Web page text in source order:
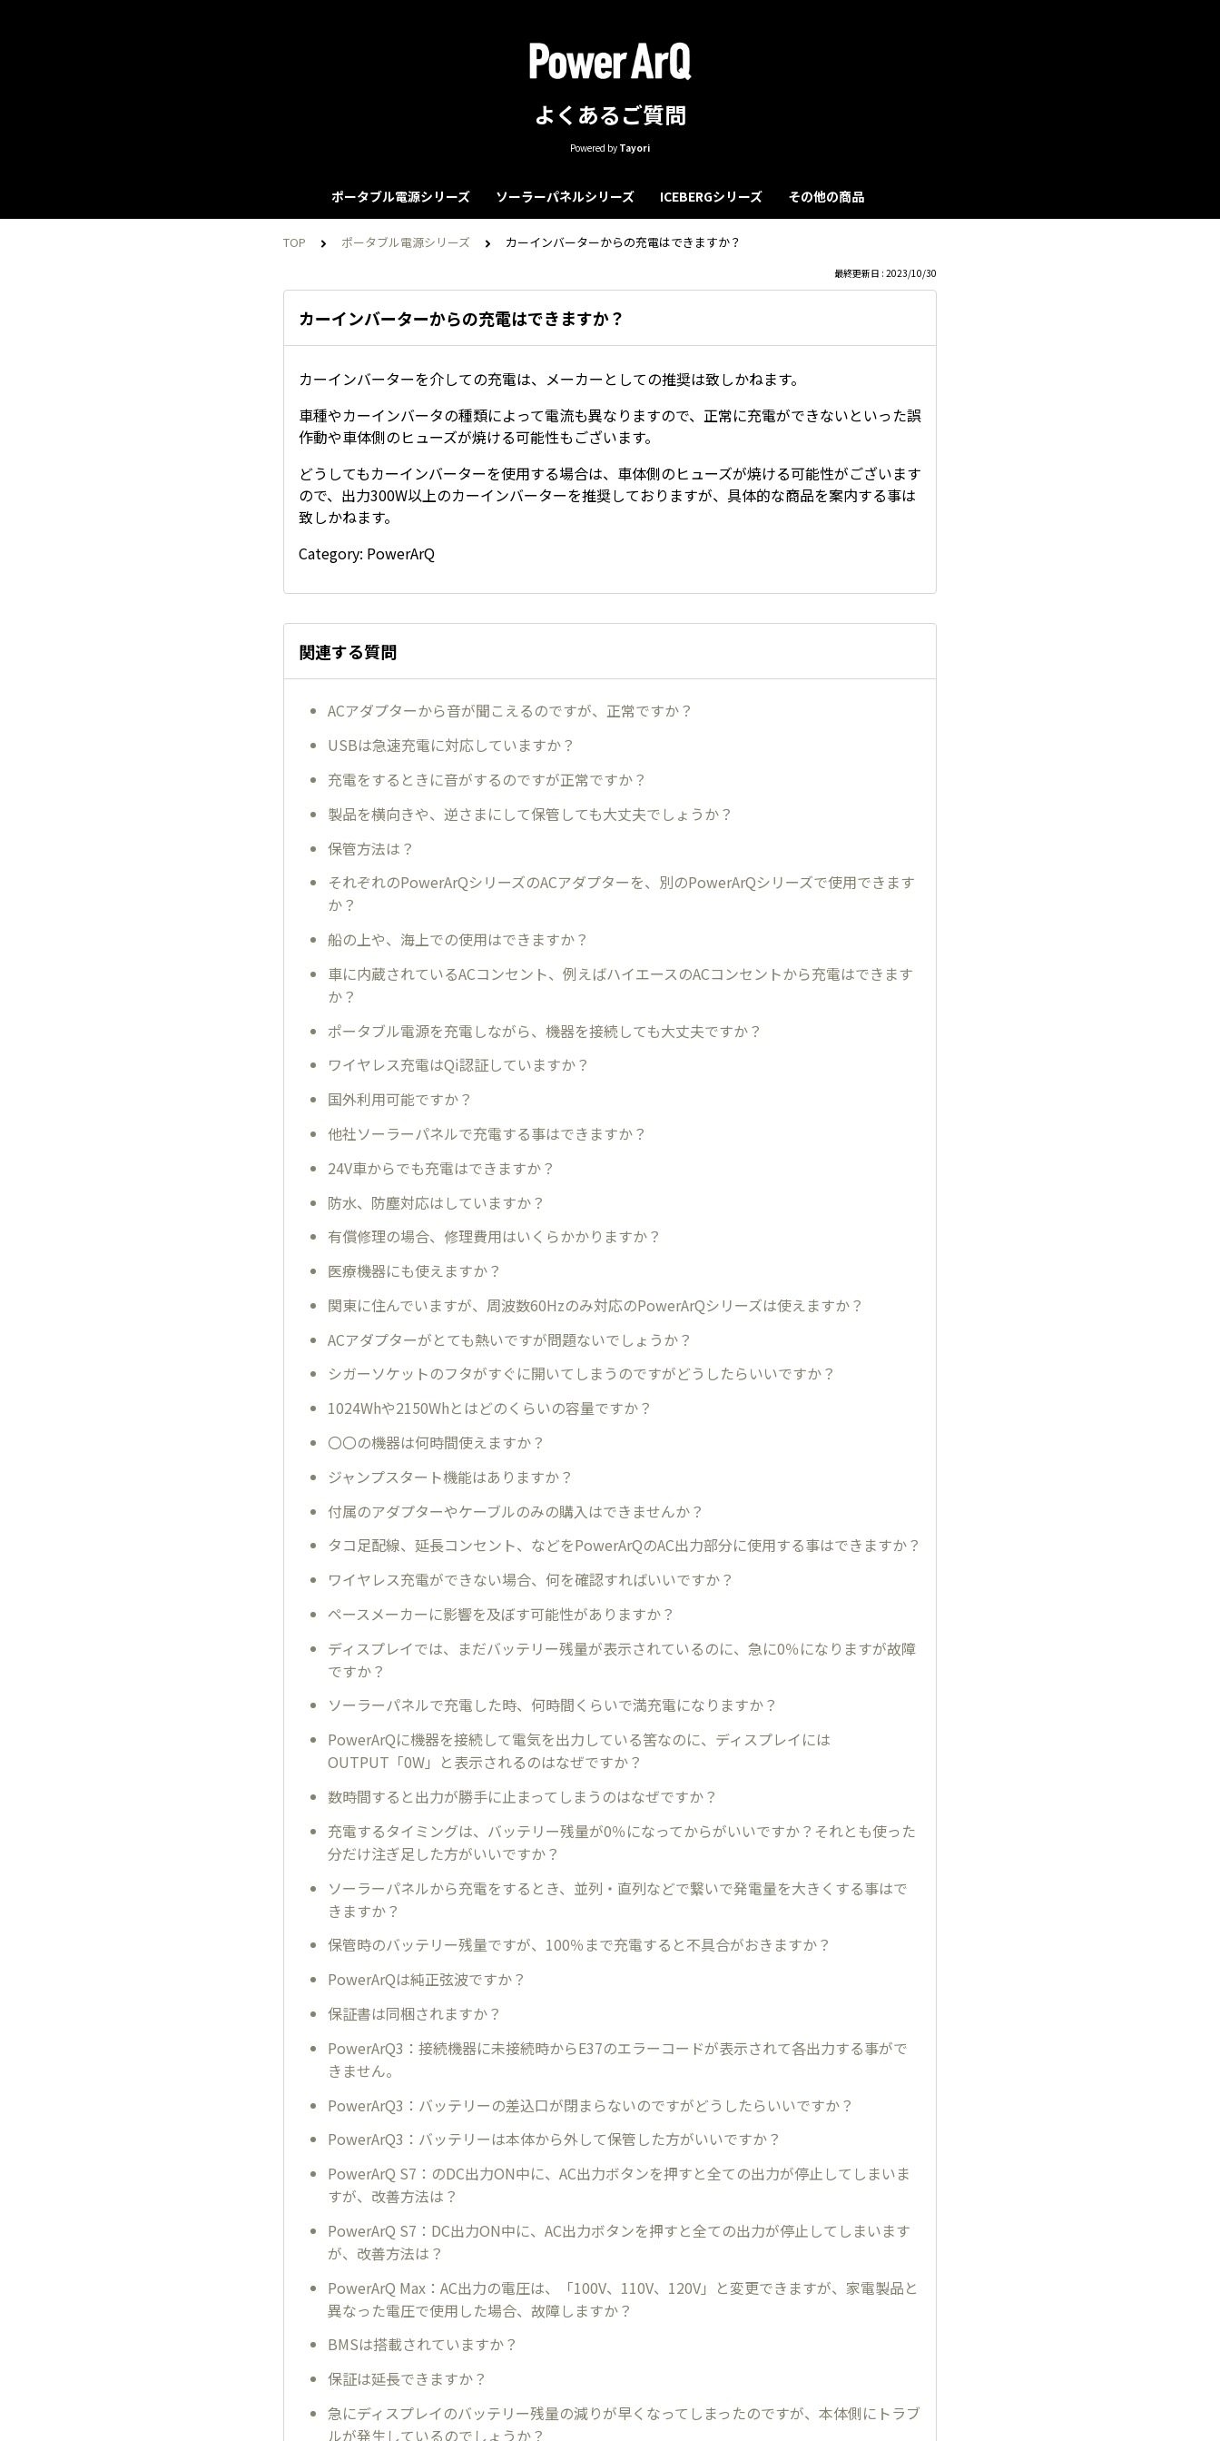
よくあるご質問
Powered by Tayori
ポータブル電源シリーズ ソーラーパネルシリーズ ICEBERGシリーズ その他の商品
る
TOP ポータブル電源シリーズ カーインバーターからの充電はできますか？
最終更新日 : 2023/10/30
カーインバーターからの充電はできますか？
カーインバーターを介しての充電は、メーカーとしての推奨は致しかねます。
車種やカーインバータの種類によって電流も異なりますので、正常に充電ができないといった誤
作動や車体側のヒューズが焼ける可能性もございます。
どうしてもカーインバーターを使用する場合は、車体側のヒューズが焼ける可能性がございます
ので、出力300W以上のカーインバーターを推奨しておりますが、具体的な商品を案内する事は
致しかねます。
Category: PowerArQ
関連する質問
ACアダプターから音が聞こえるのですが、正常ですか？
USBは急速充電に対応していますか？
充電をするときに音がするのですが正常ですか？
製品を横向きや、逆さまにして保管しても大丈夫でしょうか？
保管方法は？
それぞれのPowerArQシリーズのACアダプターを、別のPowerArQシリーズで使用できます
か？
船の上や、海上での使用はできますか？
車に内蔵されているACコンセント、例えばハイエースのACコンセントから充電はできます
か？
ポータブル電源を充電しながら、機器を接続しても大丈夫ですか？
ワイヤレス充電はQi認証していますか？
国外利用可能ですか？
他社ソーラーパネルで充電する事はできますか？
24V車からでも充電はできますか？
防水、防塵対応はしていますか？
有償修理の場合、修理費用はいくらかかりますか？
医療機器にも使えますか？
関東に住んでいますが、周波数60Hzのみ対応のPowerArQシリーズは使えますか？
ACアダプターがとても熱いですが問題ないでしょうか？
シガーソケットのフタがすぐに開いてしまうのですがどうしたらいいですか？
1024Whや2150Whとはどのくらいの容量ですか？
〇〇の機器は何時間使えますか？
ジャンプスタート機能はありますか？
付属のアダプターやケーブルのみの購入はできませんか？
タコ足配線、延長コンセント、などをPowerArQのAC出力部分に使用する事はできますか？
ワイヤレス充電ができない場合、何を確認すればいいですか？
ペースメーカーに影響を及ぼす可能性がありますか？
ディスプレイでは、まだバッテリー残量が表示されているのに、急に0％になりますが故障
ですか？
ソーラーパネルで充電した時、何時間くらいで満充電になりますか？
PowerArQに機器を接続して電気を出力している筈なのに、ディスプレイには
OUTPUT「0W」と表示されるのはなぜですか？
数時間すると出力が勝手に止まってしまうのはなぜですか？
充電するタイミングは、バッテリー残量が0％になってからがいいですか？それとも使った
分だけ注ぎ足した方がいいですか？
ソーラーパネルから充電をするとき、並列・直列などで繋いで発電量を大きくする事はで
きますか？
保管時のバッテリー残量ですが、100％まで充電すると不具合がおきますか？
PowerArQは純正弦波ですか？
保証書は同梱されますか？
PowerArQ3：接続機器に未接続時からE37のエラーコードが表示されて各出力する事がで
きません。
PowerArQ3：バッテリーの差込口が閉まらないのですがどうしたらいいですか？
PowerArQ3：バッテリーは本体から外して保管した方がいいですか？
PowerArQ S7：のDC出力ON中に、AC出力ボタンを押すと全ての出力が停止してしまいま
すが、改善方法は？
PowerArQ S7：DC出力ON中に、AC出力ボタンを押すと全ての出力が停止してしまいます
が、改善方法は？
PowerArQ Max：AC出力の電圧は、「100V、110V、120V」と変更できますが、家電製品と
異なった電圧で使用した場合、故障しますか？
BMSは搭載されていますか？
保証は延長できますか？
急にディスプレイのバッテリー残量の減りが早くなってしまったのですが、本体側にトラブ
ルが発生しているのでしょうか？